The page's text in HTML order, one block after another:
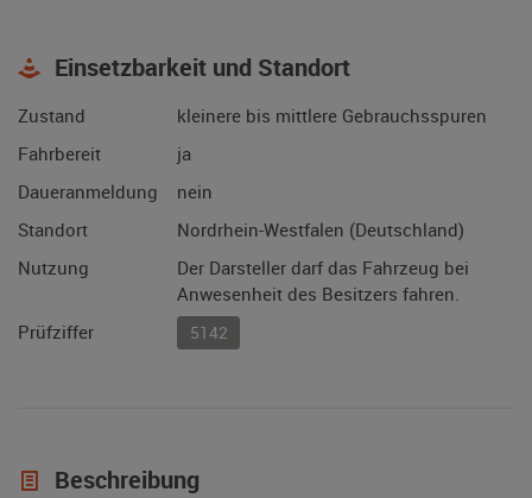
Einsetzbarkeit und Standort
Zustand
kleinere bis mittlere Gebrauchsspuren
Fahrbereit
ja
Daueranmeldung
nein
Standort
Nordrhein-Westfalen (Deutschland)
Nutzung
Der Darsteller darf das Fahrzeug bei
Anwesenheit des Besitzers fahren.
Prüfziffer
5142
Beschreibung